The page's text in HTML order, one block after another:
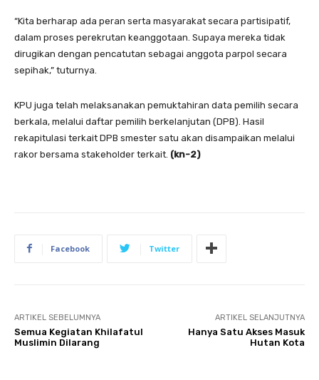
“Kita berharap ada peran serta masyarakat secara partisipatif,
dalam proses perekrutan keanggotaan. Supaya mereka tidak
dirugikan dengan pencatutan sebagai anggota parpol secara
sepihak,” tuturnya.
KPU juga telah melaksanakan pemuktahiran data pemilih secara
berkala, melalui daftar pemilih berkelanjutan (DPB). Hasil
rekapitulasi terkait DPB smester satu akan disampaikan melalui
rakor bersama stakeholder terkait. (kn-2)
Facebook Twitter
ARTIKEL SEBELUMNYA
Semua Kegiatan Khilafatul
Muslimin Dilarang
ARTIKEL SELANJUTNYA
Hanya Satu Akses Masuk
Hutan Kota